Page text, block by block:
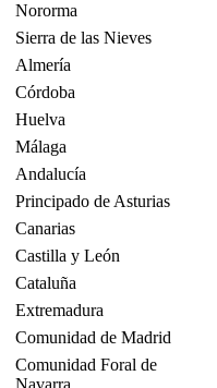
Nororma
Sierra de las Nieves
Almería
Córdoba
Huelva
Málaga
Andalucía
Principado de Asturias
Canarias
Castilla y León
Cataluña
Extremadura
Comunidad de Madrid
Comunidad Foral de
Navarra